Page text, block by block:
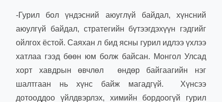
-Гурил бол үндэсний аюуглүй байдал, хүнсний
аюулгүй байдал, стратегийн бүтээгдэхүүн гэдгийг
ойлгох ёстой. Саяхан л бид ясны гурил идлээ үхлээ
хатлаа гээд бөөн юм болж байсан. Монгол Улсад
хорт хавдрын өвчлөл өндөр байгаагийн нэг
шалтгаан нь хүнс байж магадгүй. Хүнсээ
дотооддоо үйлдвэрлэх, химийн бордоогүй гурил